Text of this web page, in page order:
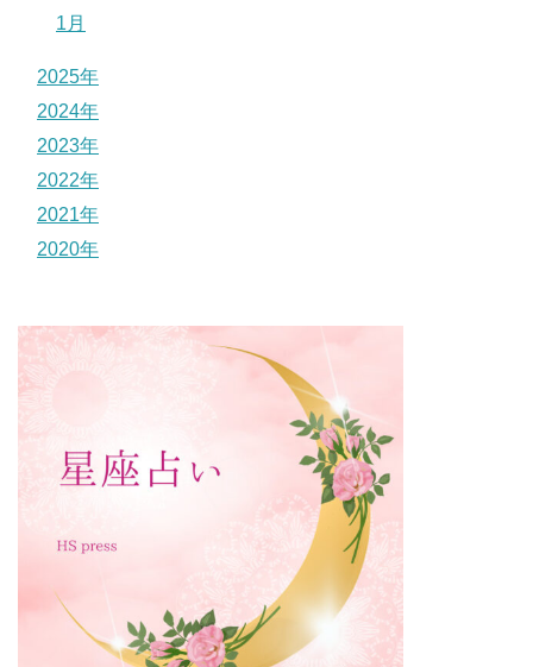
1月
2025年
2024年
2023年
2022年
2021年
2020年